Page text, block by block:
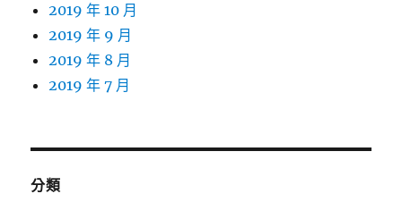
2019 年 10 月
2019 年 9 月
2019 年 8 月
2019 年 7 月
分類